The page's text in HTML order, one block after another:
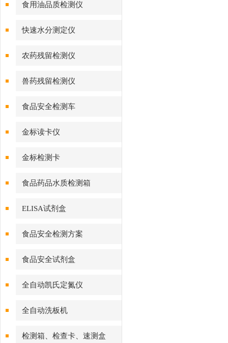
食用油品质检测仪
快速水分测定仪
农药残留检测仪
兽药残留检测仪
食品安全检测车
金标读卡仪
金标检测卡
食品药品水质检测箱
ELISA试剂盒
食品安全检测方案
食品安全试剂盒
全自动凯氏定氮仪
全自动洗板机
检测箱、检查卡、速测盒